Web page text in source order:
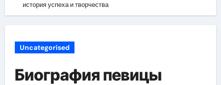
история успеха и творчества
Uncategorised
Биография певицы